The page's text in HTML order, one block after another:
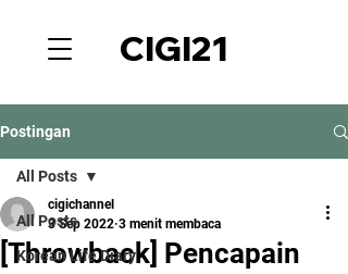
CIGI21
Postingan
All Posts
Korean Life Diary
All Posts
[Throwback] Pencapain
cigichannel
3 Sep 2022 3 menit membaca